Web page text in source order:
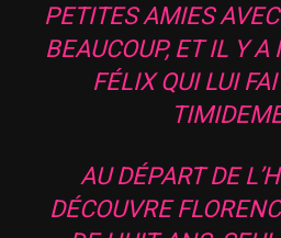
PETITES AMIES
BEAUCOUP, ET IL Y
FÉLIX QUI LUI
AU DÉPART DE
DÉCOUVRE